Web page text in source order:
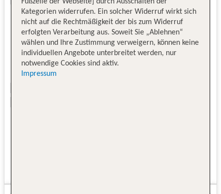
Kategorien widerrufen. Ein solcher Widerruf wirkt sich
nicht auf die Rechtmäßigkeit der bis zum Widerruf
erfolgten Verarbeitung aus. Soweit Sie „Ablehnen“
wählen und Ihre Zustimmung verweigern, können keine
individuellen Angebote unterbreitet werden, nur
notwendige Cookies sind aktiv.
Impressum